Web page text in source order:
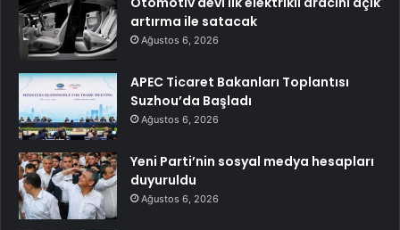
artırma ile satacak
Ağustos 6, 2026
APEC Ticaret Bakanları Toplantısı
Suzhou’da Başladı
Ağustos 6, 2026
Yeni Parti’nin sosyal medya hesapları
duyuruldu
Ağustos 6, 2026